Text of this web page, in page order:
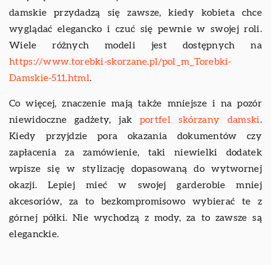
damskie przydadzą się zawsze, kiedy kobieta chce
wyglądać elegancko i czuć się pewnie w swojej roli.
Wiele różnych modeli jest dostępnych na
https://www.torebki-skorzane.pl/pol_m_Torebki-
Damskie-511.html.
Co więcej, znaczenie mają także mniejsze i na pozór
niewidoczne gadżety, jak portfel skórzany damski.
Kiedy przyjdzie pora okazania dokumentów czy
zapłacenia za zamówienie, taki niewielki dodatek
wpisze się w stylizację dopasowaną do wytwornej
okazji. Lepiej mieć w swojej garderobie mniej
akcesoriów, za to bezkompromisowo wybierać te z
górnej półki. Nie wychodzą z mody, za to zawsze są
eleganckie.